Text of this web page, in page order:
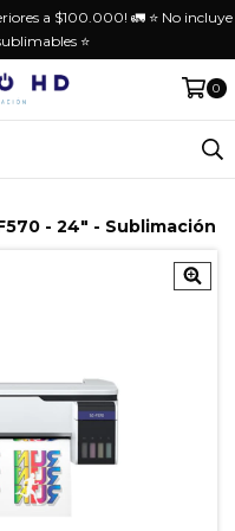
a $100.000! 🚛 ⭐️ No incluye
⭐️
0
- 24" - Sublimación